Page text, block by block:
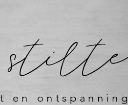
en ontspanning